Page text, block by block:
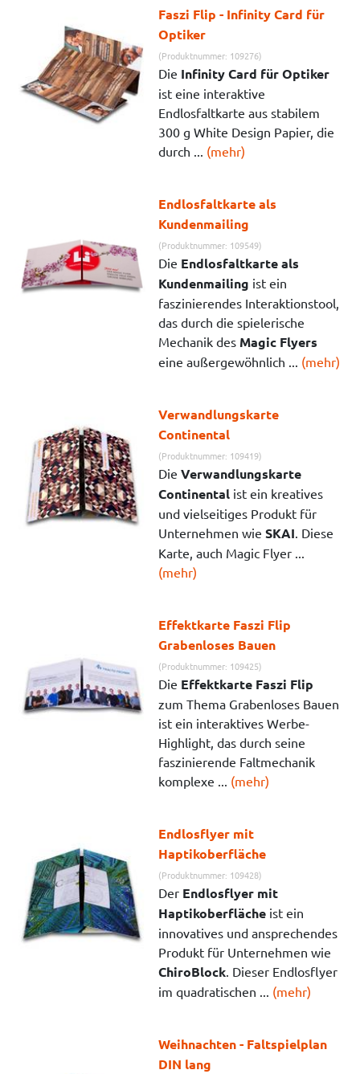
Faszi Flip - Infinity Card für
Optiker
(Produktnummer: 109276)
Die Infinity Card für Optiker
ist eine interaktive
Endlosfaltkarte aus stabilem
300 g White Design Papier, die
durch ... (mehr)
Endlosfaltkarte als
Kundenmailing
(Produktnummer: 109549)
Die Endlosfaltkarte als
Kundenmailing ist ein
faszinierendes Interaktionstool,
das durch die spielerische
Mechanik des Magic Flyers
eine außergewöhnlich ... (mehr)
Verwandlungskarte
Continental
(Produktnummer: 109419)
DieVerwandlungskarte
Continental ist ein kreatives
und vielseitiges Produkt für
Unternehmen wieSKAI . Diese
Karte, auch Magic Flyer ...
(mehr)
Effektkarte Faszi Flip
Grabenloses Bauen
(Produktnummer: 109425)
Die Effektkarte Faszi Flip
zum Thema Grabenloses Bauen
ist ein interaktives Werbe-
Highlight, das durch seine
faszinierende Faltmechanik
komplexe ... (mehr)
Endlosflyer mit
Haptikoberfläche
(Produktnummer: 109428)
Der Endlosflyer mit
Haptikoberfläche ist ein
innovatives und ansprechendes
Produkt für Unternehmen wie
ChiroBlock . Dieser Endlosflyer
im quadratischen ... (mehr)
Weihnachten - Faltspielplan
DIN lang